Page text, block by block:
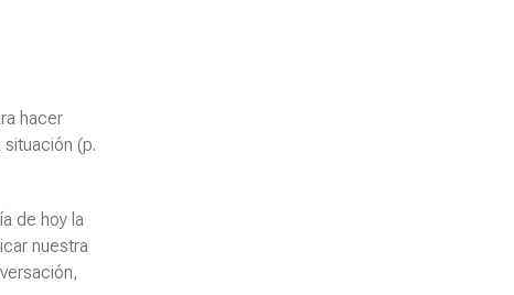
hacer
(p.
de hoy la
nuestra